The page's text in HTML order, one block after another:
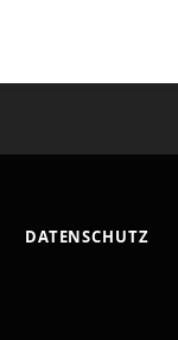
DATENSCHUTZ